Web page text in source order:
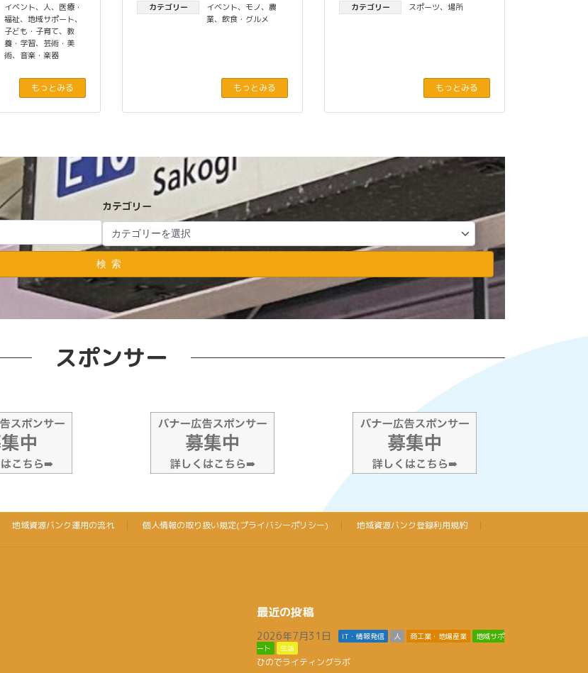
イベント、 人、 医療・
福祉、 地域サポート、
子ども・子育て、 教
養・学習、 芸術・美
術、 音楽・楽器
もっとみる
カテゴリー イベント、 モノ、 農
業、 飲食・グルメ
もっとみる
カテゴリー スポーツ、 場所
もっとみる
カテゴリー
検索
スポンサー
地域資源バンク運用の流れ 個人情報の取り扱い規定(プライバシーポリシー) 地域資源バンク登録利用規約
最近の投稿
2026年7月31日 IT・情報発信 人 商工業・地場産業
地域サポ
ート
生活
ひのでライティングラボ